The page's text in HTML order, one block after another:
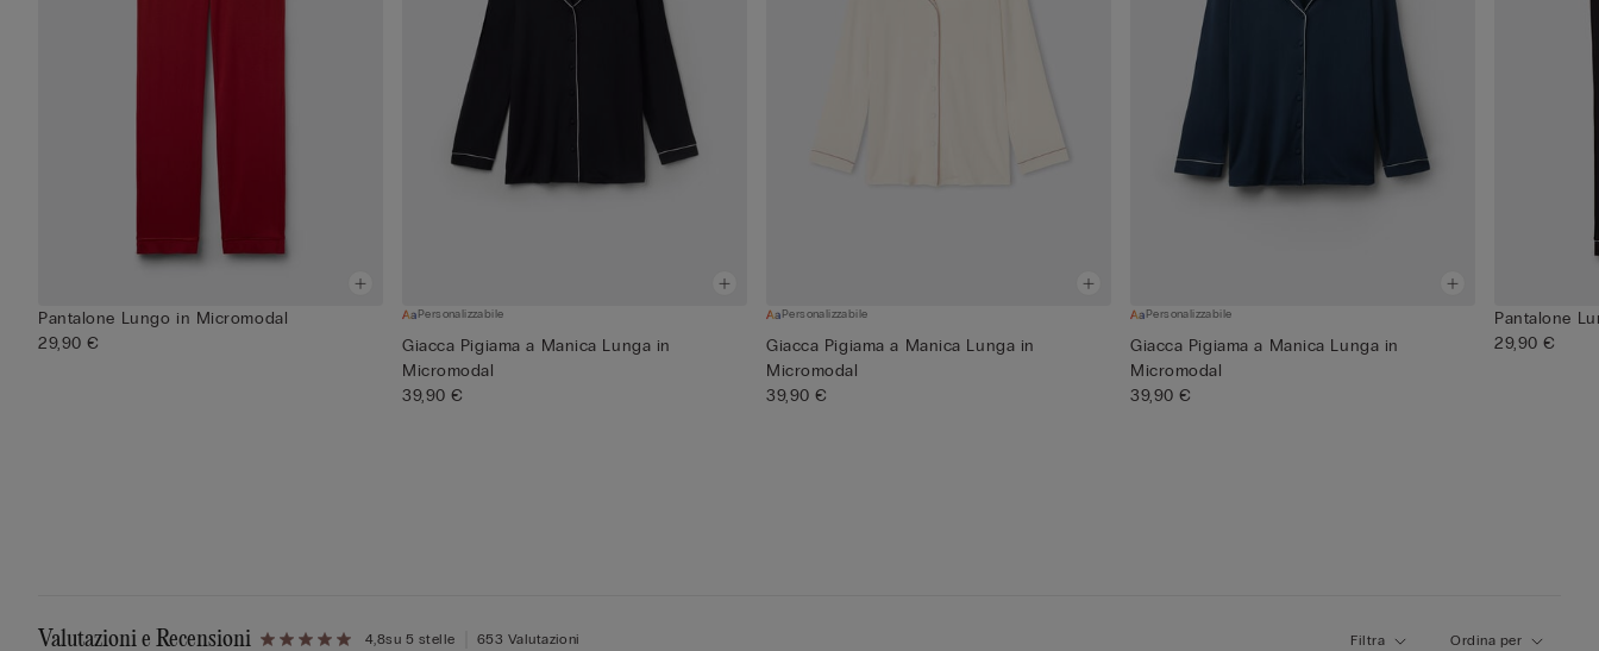
Pantalone Lungo in Micromodal
29,90 €
Personalizzabile
Giacca Pigiama a Manica Lunga in
Micromodal
39,90 €
Personalizzabile
Giacca Pigiama a Manica Lunga in
Micromodal
39,90 €
Personalizzabile
Giacca Pigiama a Manica Lunga in
Micromodal
39,90 €
Pantalone
29,90 €
Valutazioni e Recensioni 4,8su 5 stelle 653 Valutazioni Ordina per
Filtra